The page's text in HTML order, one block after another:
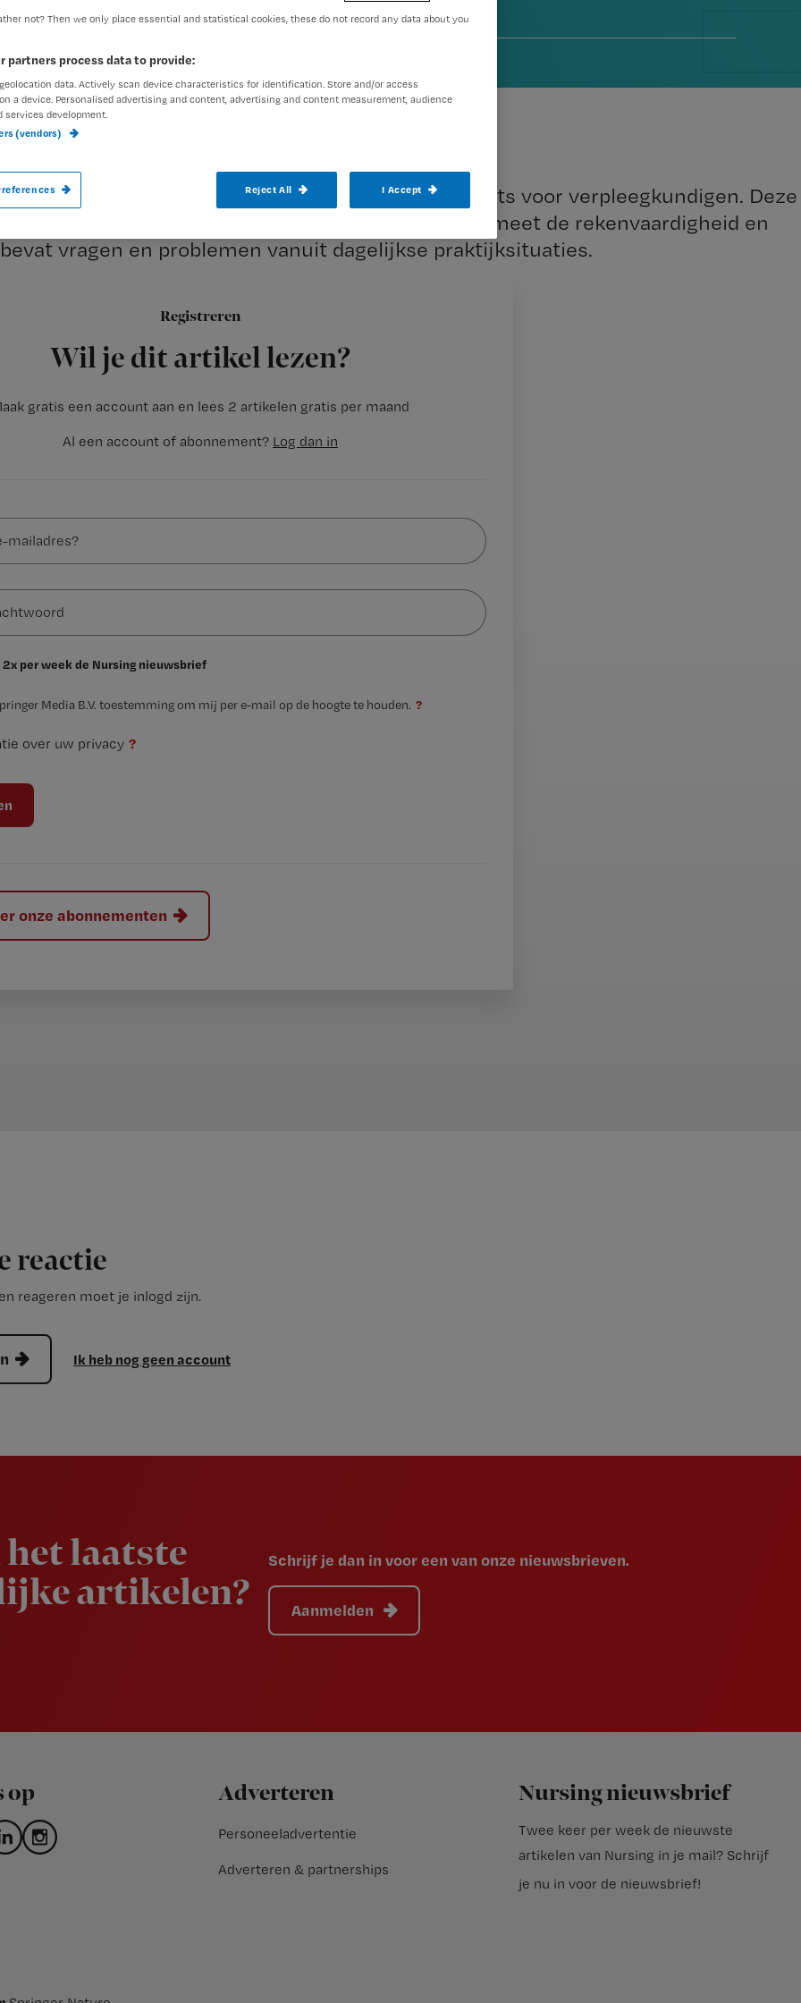
Auteur:
Registreren
Wil je dit artikel lezen?
gratis een account aan en lees 2 artikelen gratis per maand
Al een account of abonnement? Log dan in
2x per week de Nursing nieuwsbrief
Media B.V. toestemming om mij per e-mail op de hoogte te houden. ?
over uw privacy ?
onze abonnementen
Het Cito introduceert vandaag een nieuwe rekentoets voor verpleegkundigen. Deze
toets, mede samengesteld door verpleegkundigen, meet de rekenvaardigheid en
bevat vragen en problemen vanuit dagelijkse praktijksituaties.
reactie
reageren moet je inlogd zijn.
Ik heb nog geen account
laatste
artikelen?
Schrijf je dan in voor een van onze nieuwsbrieven.
Aanmelden
op Adverteren
Personeeladvertentie
Adverteren & partnerships
Nursing nieuwsbrief
Twee keer per week de nieuwste
artikelen van Nursing in je mail? Schrijf
je nu in voor de nieuwsbrief!
not? Then we only place essential and statistical cookies, these do not record any data about you
partners process data to provide:
data. Actively scan device characteristics for identification. Store and/or access
a device. Personalised advertising and content, advertising and content measurement, audience
services development.
(vendors)
Reject All I Accept